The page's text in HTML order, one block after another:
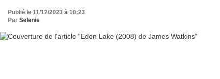
Publié le 11/12/2023 à 10:23
Par Selenie